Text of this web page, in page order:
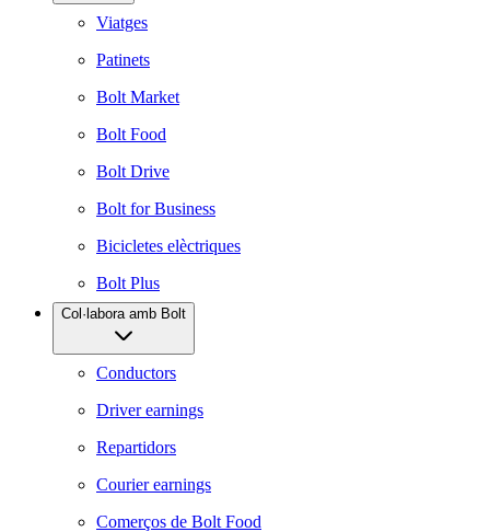
Viatges
Patinets
Bolt Market
Bolt Food
Bolt Drive
Bolt for Business
Bicicletes elèctriques
Bolt Plus
Col·labora amb Bolt
Conductors
Driver earnings
Repartidors
Courier earnings
Comerços de Bolt Food